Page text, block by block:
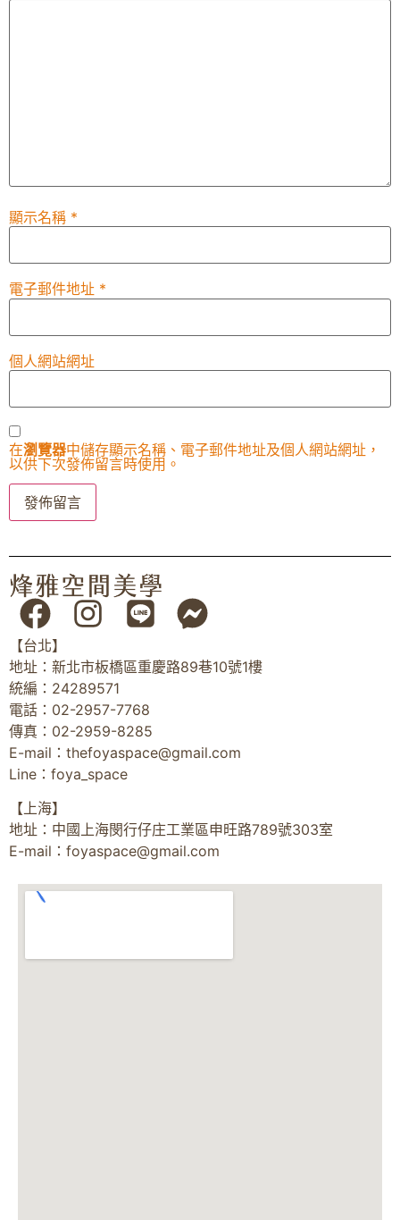
顯示名稱 *
電子郵件地址 *
個人網站網址
在瀏覽器中儲存顯示名稱、電子郵件地址及個人網站網址，
以供下次發佈留言時使用。
【台北】
地址：新北市板橋區重慶路89巷10號1樓
統編：24289571
電話：02-2957-7768
傳真：02-2959-8285
E-mail： thefoyaspace@gmail.com
Line：foya_space
【上海】
地址：中國上海閔行仔庄工業區申旺路789號303室
E-mail： foyaspace@gmail.com